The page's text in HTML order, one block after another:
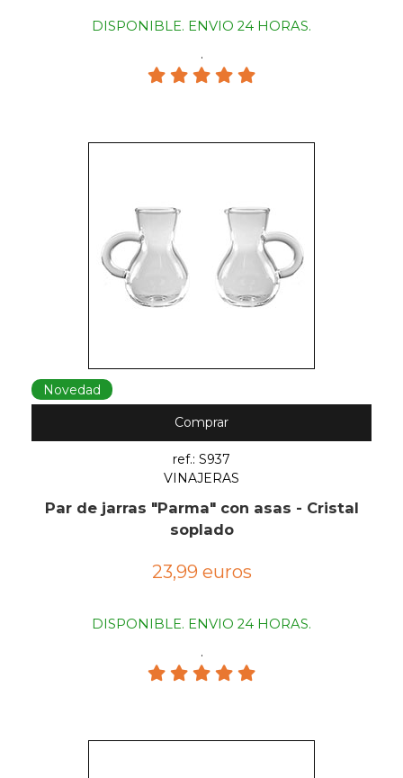
DISPONIBLE. ENVIO 24 HORAS.
.
Novedad
Comprar
ref.: S937
VINAJERAS
Par de jarras "Parma" con asas - Cristal
soplado
23,99 euros
DISPONIBLE. ENVIO 24 HORAS.
.